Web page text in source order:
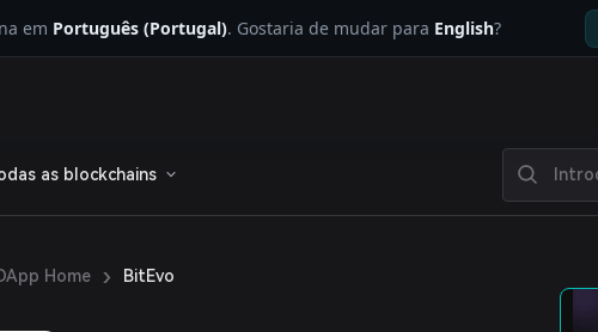
em Português (Portugal). Gostaria de mudar para English?
as blockchains
Home › BitEvo